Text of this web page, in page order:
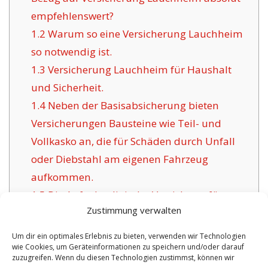
Zustimmung verwalten
Um dir ein optimales Erlebnis zu bieten, verwenden wir Technologien
wie Cookies, um Geräteinformationen zu speichern und/oder darauf
zuzugreifen. Wenn du diesen Technologien zustimmst, können wir
empfehlenswert?
1.2 Warum so eine Versicherung Lauchheim
so notwendig ist.
1.3 Versicherung Lauchheim für Haushalt
und Sicherheit.
1.4Neben der Basisabsicherung bieten
Versicherungen Bausteine wie Teil- und
Vollkasko an, die für Schäden durch Unfall
oder Diebstahl am eigenen Fahrzeug
aufkommen.
1.5 Die Aufgabe digitaler Versicherer für
Lauchheim:
1.6
Positive Argumente dieser Versicherung in
Lauchheim: